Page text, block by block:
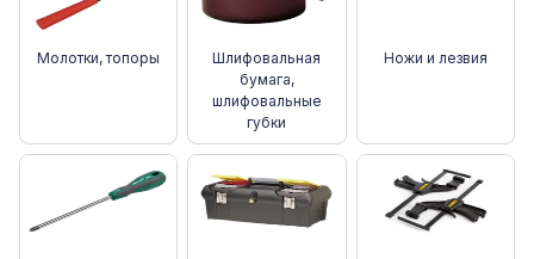
Молотки, топоры
Шлифовальная
бумага,
шлифовальные
губки
Ножи и лезвия